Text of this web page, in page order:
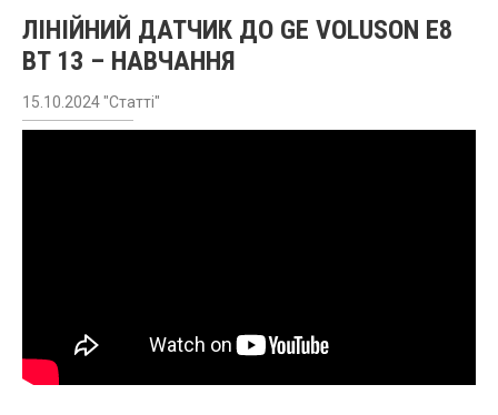
ЛІНІЙНИЙ ДАТЧИК ДО GE VOLUSON E8
BT 13 – НАВЧАННЯ
15.10.2024 "Статті"